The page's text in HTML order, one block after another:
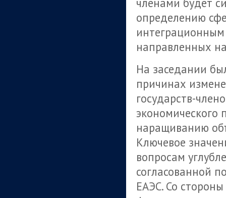
определению
направленных
На заседании
причинах
государств-
экономического
наращиванию
Ключевое
вопросам
согласованной
ЕАЭС. Со